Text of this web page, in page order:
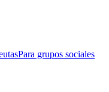
Para grupos sociales